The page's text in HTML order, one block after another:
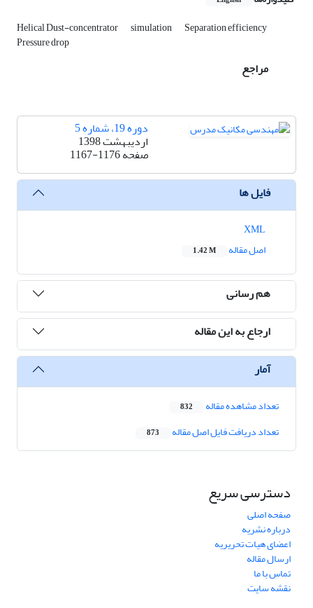
Helical Dust-concentrator simulation Separation efficiency
Pressure drop
مراجع
دوره 19، شماره 5
اردیبهشت 1398
صفحه1167-1176
فایل ها
اصل مقاله
1.42 M
هم رسانی
ارجاع به این مقاله
آمار
تعداد مشاهده مقاله 832
تعداد دریافت فایل اصل مقاله 873
دسترسی سریع
صفحه اصلی
درباره نشریه
اعضای هیات تحریریه
ارسال مقاله
تماس با ما
نقشه سایت